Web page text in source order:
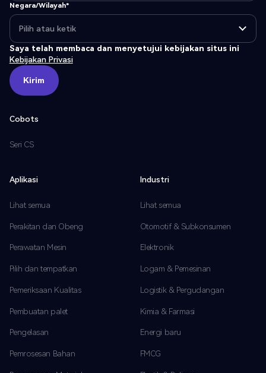
Negara/Wilayah*
Saya telah membaca dan menyetujui kebijakan situs ini
Kebijakan Privasi
Kirim
Kirim
Cobots
Seri CS
Aplikasi
Lihat semua
Perakitan dan Obeng
Perawatan Mesin
Pilih dan tempatkan
Pemeriksaan Kualitas
Pembuatan palet
Pengelasan
Pemrosesan Bahan
Industri
Lihat semua
Otomotif & Subkonsumen
Elektronik
Logam & Pemesinan
Logistik & Pergudangan
Kimia & Farmasi
Energi baru
FMCG